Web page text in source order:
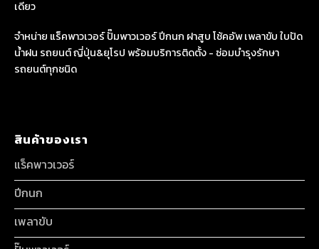
เดียว
จำหน่าย แร็คพาวเวอร์ ปั๊มพาวเวอร์ ปีกนก ฝาสูบ โช้คอัพ เพลาขับ ใบปัด
น้ำฝน รถยนต์ ญี่ปุ่น&ยุโรป พร้อมบริการติดตั้ง - ซ่อมบำรุงรักษา
รถยนต์ทุกชนิด
สินค้าของเรา
แร็คพาวเวอร์
ปีกนก
เพลาขับ